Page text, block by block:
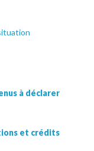
à déclarer
et crédits